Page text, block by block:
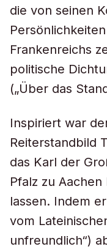
die von seinen
Frankenreichs
politische
(„Über das
Inspiriert war
Reiterstandbild
das Karl der
Pfalz zu
lassen. Indem
vom
unfreundlich“)